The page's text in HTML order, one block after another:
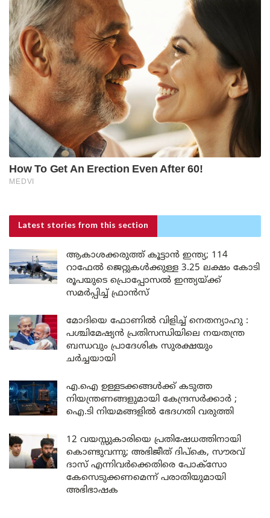
Latest stories from this section
ആകാശക്കരുത്ത് കൂട്ടാൻ ഇന്ത്യ; 114
റാഫേൽ ജെറ്റുകൾക്കുള്ള 3.25 ലക്ഷം കോടി
രൂപയുടെ പ്രൊപ്പോസൽ ഇന്ത്യയ്ക്ക്
സമർപ്പിച്ച് ഫ്രാൻസ്
മോദിയെ ഫോണിൽ വിളിച്ച് നെതന്യാഹു :
പശ്ചിമേഷ്യൻ പ്രതിസന്ധിയിലെ നയതന്ത്ര
ബന്ധവും പ്രാദേശിക സുരക്ഷയും
ചർച്ചയായി
എ.ഐ ഉള്ളടക്കങ്ങൾക്ക് കടുത്ത
നിയന്ത്രണങ്ങളുമായി കേന്ദ്രസർക്കാർ ;
ഐ.ടി നിയമങ്ങളിൽ ഭേദഗതി വരുത്തി
12 വയസ്സുകാരിയെ പ്രതിഷേധത്തിനായി
കൊണ്ടുവന്നു; അഭിജീത് ദിപ്കെ, സൗരവ്
ദാസ് എന്നിവർക്കെതിരെ പോക്സോ
കേസെടുക്കണമെന്ന് പരാതിയുമായി
അഭിഭാഷക